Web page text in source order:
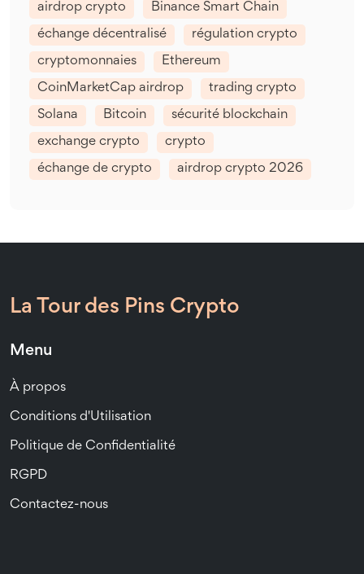
airdrop crypto Binance Smart Chain
échange décentralisé régulation crypto
cryptomonnaies Ethereum
CoinMarketCap airdrop trading crypto
Solana Bitcoin sécurité blockchain
exchange crypto crypto
échange de crypto airdrop crypto 2026
La Tour des Pins Crypto
Menu
À propos
Conditions d'Utilisation
Politique de Confidentialité
RGPD
Contactez-nous